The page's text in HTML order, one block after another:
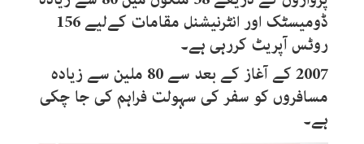
ڈومیسٹک اور انٹرنیشنل مقامات کےلیے 156
روٹس آپریٹ کررہی ہے۔
2007 کے آغاز کے بعد سے 80 ملین سے زیادہ
مسافروں کو سفر کی سہولت فراہم کی جا چکی
ہے۔